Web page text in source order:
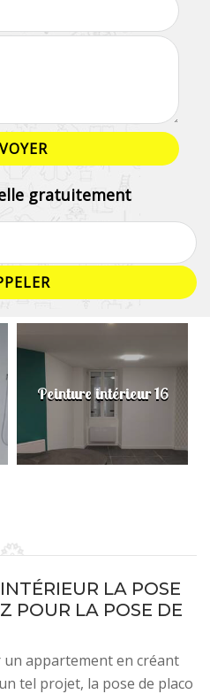
gratuitement
Peinture intérieur 16
LA POSE
POUR LA POSE DE
un appartement en créant
tel projet, la pose de placo